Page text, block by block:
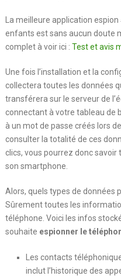
La meilleure application
enfants est sans aucun doute
complet à voir ici : Test et avis
Une fois l’installation et la
collectera toutes les données
transférera sur le serveur de
connectant à votre tableau de
à un mot de passe créés lors
consulter la totalité de ces
clics, vous pourrez donc
son smartphone.
Alors, quels types de données
Sûrement toutes les
téléphone. Voici les infos
souhaite espionner le
Les contacts
inclut l’historique des